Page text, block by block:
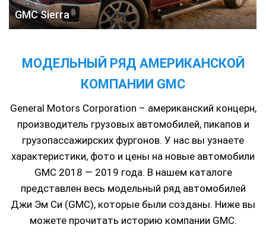
GMC Sierra
МОДЕЛЬНЫЙ РЯД АМЕРИКАНСКОЙ
КОМПАНИИ GMC
General Motors Corporation – американский концерн,
производитель грузовых автомобилей, пикапов и
грузопассажирских фургонов. У нас вы узнаете
характеристики, фото и цены на новые автомобили
GMC 2018 — 2019 года. В нашем каталоге
представлен весь модельный ряд автомобилей
Джи Эм Си (GMC), которые были созданы. Ниже вы
можете прочитать историю компании GMC.